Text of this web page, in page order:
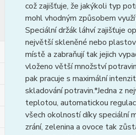
což zajišťuje, že jakýkoli typ
mohl vhodným způsobem
Speciální držák láhví zajišťuje
největší skleněné nebo
místě a zabraňují tak jejich
vloženo větší množství
pak pracuje s maximální
skladování potravin.*Jedna z
teplotou, automatickou
všech okolností díky speciální
zrání, zelenina a ovoce tak